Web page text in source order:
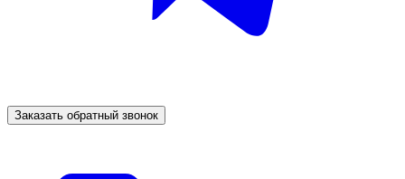
Заказать обратный звонок